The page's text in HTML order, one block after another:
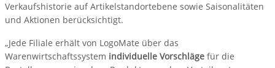
Verkaufshistorie auf Artikelstandortebene sowie Saisonalitäten
und Aktionen berücksichtigt.
„Jede Filiale erhält von LogoMate über das
Warenwirtschaftssystem individuelle Vorschläge für die